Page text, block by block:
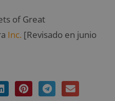
of Great
Inc. [Revisado en junio